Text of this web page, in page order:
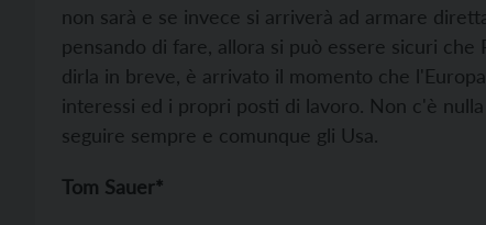
non sarà e se invece si arriverà ad armare
pensando di fare, allora si può essere sicuri
dirla in breve, è arrivato il momento che
interessi ed i propri posti di lavoro. Non c'è
seguire sempre e comunque gli Usa.
Tom Sauer*